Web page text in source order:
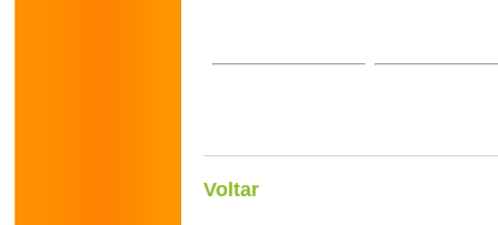
Voltar